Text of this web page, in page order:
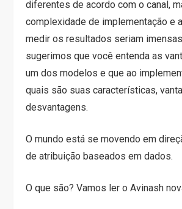
diferentes de acordo com o canal,
complexidade de implementação e
medir os resultados seriam
sugerimos que você entenda as
um dos modelos e que ao
quais são suas características,
desvantagens.
O mundo está se movendo em
de atribuição baseados em dados.
O que são? Vamos ler o Avinash